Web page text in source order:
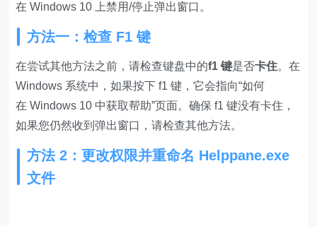
在 Windows 10 上禁用/停止弹出窗口。
方法一：检查 F1 键
在尝试其他方法之前，请检查键盘中的f1 键是否卡住。在
Windows 系统中，如果按下 f1 键，它会指向“如何
在 Windows 10 中获取帮助”页面。确保 f1 键没有卡住，
如果您仍然收到弹出窗口，请检查其他方法。
方法 2：更改权限并重命名 Helppane.exe
文件